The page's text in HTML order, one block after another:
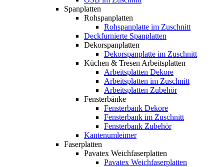
Spanplatten
Rohspanplatten
Rohspanplatte im Zuschnitt
Deckfurnierte Spanplatten
Dekorspanplatten
Dekorspanplatte im Zuschnitt
Küchen & Tresen Arbeitsplatten
Arbeitsplatten Dekore
Arbeitsplatten im Zuschnitt
Arbeitsplatten Zubehör
Fensterbänke
Fensterbank Dekore
Fensterbank im Zuschnitt
Fensterbank Zubehör
Kantenumleimer
Faserplatten
Pavatex Weichfaserplatten
Pavatex Weichfaserplatten